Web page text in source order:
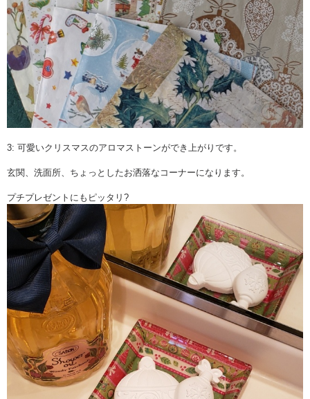
3: 可愛いクリスマスのアロマストーンができ上がりです。
玄関、洗面所、ちょっとしたお洒落なコーナーになります。
プチプレゼントにもピッタリ?